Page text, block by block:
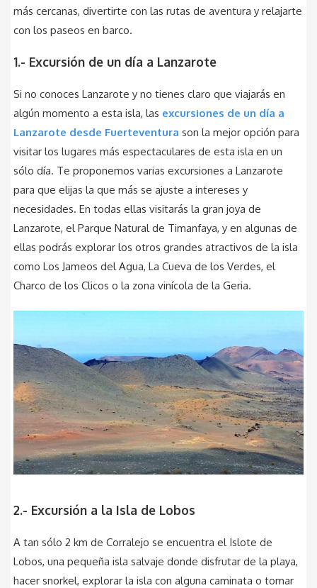
más cercanas, divertirte con las rutas de aventura y relajarte
con los paseos en barco.
1.- Excursión de un día a Lanzarote
Si no conoces Lanzarote y no tienes claro que viajarás en
algún momento a esta isla, las excursiones de un día a
Lanzarote desde Fuerteventura son la mejor opción para
visitar los lugares más espectaculares de esta isla en un
sólo día. Te proponemos varias excursiones a Lanzarote
para que elijas la que más se ajuste a intereses y
necesidades. En todas ellas visitarás la gran joya de
Lanzarote, el Parque Natural de Timanfaya, y en algunas de
ellas podrás explorar los otros grandes atractivos de la isla
como Los Jameos del Agua, La Cueva de los Verdes, el
Charco de los Clicos o la zona vinícola de la Geria.
2.- Excursión a la Isla de Lobos
A tan sólo 2 km de Corralejo se encuentra el Islote de
Lobos, una pequeña isla salvaje donde disfrutar de la playa,
hacer snorkel, explorar la isla con alguna caminata o tomar